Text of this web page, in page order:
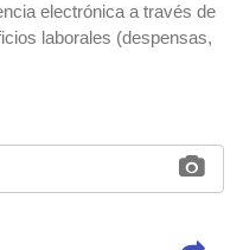
electrónica a través de
laborales (despensas,